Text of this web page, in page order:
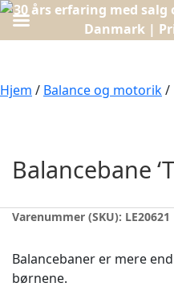
Hjem / Balance og motorik/
Balancebane
Varenummer (SKU): LE20621
Balancebaner er mere
børnene.